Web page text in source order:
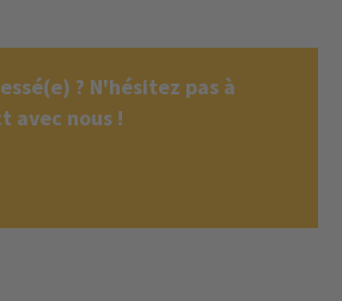
? N'hésitez pas à
avec nous !